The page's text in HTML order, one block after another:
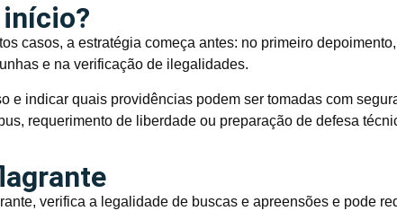
casos, a estratégia começa antes: no primeiro
e na verificação de ilegalidades.
e indicar quais providências podem ser tomadas com
requerimento de liberdade ou preparação de defesa
verifica a legalidade de buscas e apreensões e pode